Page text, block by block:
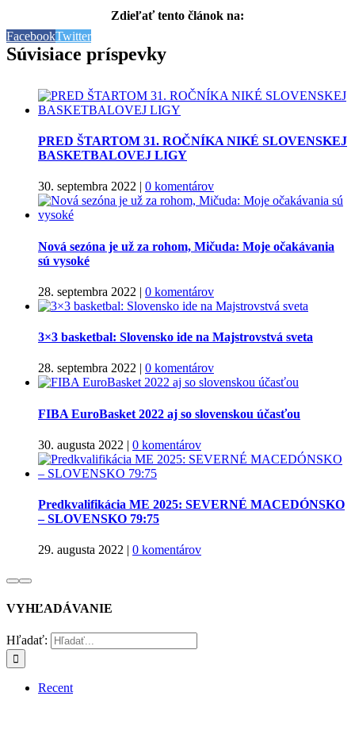
Zdieľať tento článok na:
FacebookTwitter
Súvisiace príspevky
PRED ŠTARTOM 31. ROČNÍKA NIKÉ SLOVENSKEJ
BASKETBALOVEJ LIGY
30. septembra 2022 | 0 komentárov
Nová sezóna je už za rohom, Mičuda: Moje očakávania
sú vysoké
28. septembra 2022 | 0 komentárov
3×3 basketbal: Slovensko ide na Majstrovstvá sveta
28. septembra 2022 | 0 komentárov
FIBA EuroBasket 2022 aj so slovenskou účasťou
30. augusta 2022 | 0 komentárov
Predkvalifikácia ME 2025: SEVERNÉ MACEDÓNSKO
– SLOVENSKO 79:75
29. augusta 2022 | 0 komentárov
VYHĽADÁVANIE
Hľadať:
Recent